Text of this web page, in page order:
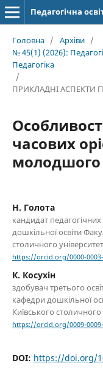
Головна / Архіви /
№ 45(1) (2026):
Педагогіка
/
ПРИКЛАДНІ АСПЕКТИ
часових
молодшого
Н. Голота
кандидат
дошкільної освіти
столичного
https://orcid.org/0000-0003-
К. Косухін
здобувач третього
кафедри дошкільної
Київського столичного
https://orcid.org/0009-0009-
DOI: https://doi.org/